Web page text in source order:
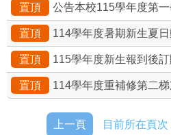
置頂 公告本校115學年度第
置頂 114學年度暑期新生夏
置頂 115學年度新生報到後
置頂 114學年度重補修第二
上一頁 目前所在頁